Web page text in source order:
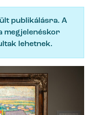
publikálásra. A
megjelenéskor
lehetnek.